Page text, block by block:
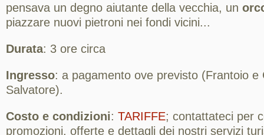
pensava un degno aiutante della vecchia, un
piazzare nuovi pietroni nei fondi vicini...
Durata: 3 ore circa
Ingresso: a pagamento ove previsto (Frantoio e
Salvatore).
Costo e condizioni: TARIFFE; contattateci per
promozioni, offerte e dettagli dei nostri servizi